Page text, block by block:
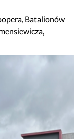
Batalionów